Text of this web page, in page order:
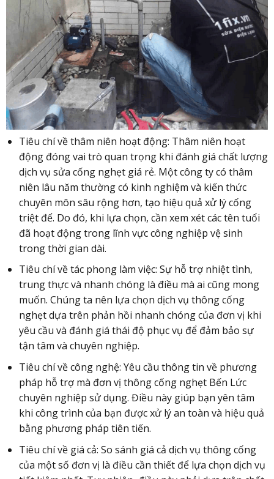
Tiêu chí về thâm niên hoạt động: Thâm niên hoạt
động đóng vai trò quan trọng khi đánh giá chất lượng
dịch vụ sửa cống nghẹt giá rẻ. Một công ty có thâm
niên lâu năm thường có kinh nghiệm và kiến thức
chuyên môn sâu rộng hơn, tạo hiệu quả xử lý cống
triệt để. Do đó, khi lựa chọn, cần xem xét các tên tuổi
đã hoạt động trong lĩnh vực công nghiệp vệ sinh
trong thời gian dài.
Tiêu chí về tác phong làm việc: Sự hỗ trợ nhiệt tình,
trung thực và nhanh chóng là điều mà ai cũng mong
muốn. Chúng ta nên lựa chọn dịch vụ thông cống
nghẹt dựa trên phản hồi nhanh chóng của đơn vị khi
yêu cầu và đánh giá thái độ phục vụ để đảm bảo sự
tận tâm và chuyên nghiệp.
Tiêu chí về công nghệ: Yêu cầu thông tin về phương
pháp hỗ trợ mà đơn vị thông cống nghẹt Bến Lức
chuyên nghiệp sử dụng. Điều này giúp bạn yên tâm
khi công trình của bạn được xử lý an toàn và hiệu quả
bằng phương pháp tiên tiến.
Tiêu chí về giá cả: So sánh giá cả dịch vụ thông cống
của một số đơn vị là điều cần thiết để lựa chọn dịch vụ